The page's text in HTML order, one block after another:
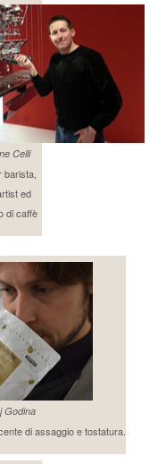
Celli
barista,
ed
di caffè
Godina
di assaggio e tostatura.